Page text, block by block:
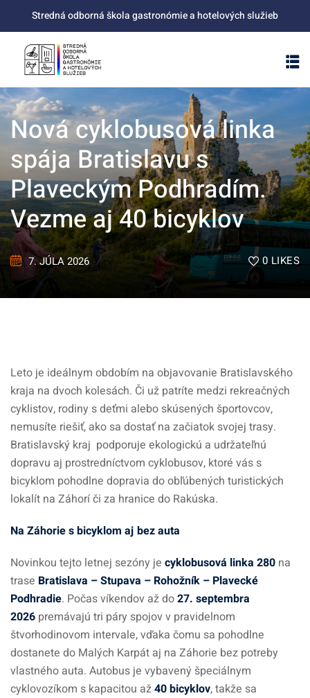
content
Stredná odborná škola gastronómie a hotelových služieb
Nová cyklobusová linka
spája Bratislavu s
Plaveckým Podhradím.
Vezme aj 40 bicyklov
7. JÚLA 2026 0LIKES
Leto je ideálnym obdobím na objavovanie Bratislavského
kraja na dvoch kolesách. Či už patríte medzi rekreačných
cyklistov, rodiny s deťmi alebo skúsených športovcov,
nemusíte riešiť, ako sa dostať na začiatok svojej trasy.
Bratislavský kraj podporuje ekologickú a udržateľnú
dopravu aj prostredníctvom cyklobusov, ktoré vás s
bicyklom pohodlne dopravia do obľúbených turistických
lokalít na Záhorí či za hranice do Rakúska.
Na Záhorie s bicyklom aj bez auta
Novinkou tejto letnej sezóny je cyklobusová linka 280 na
trase Bratislava – Stupava – Rohožník – Plavecké
Podhradie. Počas víkendov až do27. septembra
2026 premávajú tri páry spojov v pravidelnom
štvorhodinovom intervale, vďaka čomu sa pohodlne
dostanete do Malých Karpát aj na Záhorie bez potreby
vlastného auta. Autobus je vybavený špeciálnym
cyklovozíkom s kapacitou až40 bicyklov, takže sa